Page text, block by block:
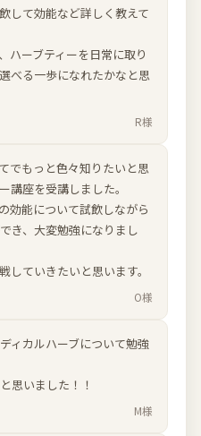
して効能など詳しく教えて
ハーブティーを日常に取り
べる一歩になれたかなと思
R様
でもっと色々知りたいと思
講座を受講しました。
効能について試飲しながら
き、大変勉強になりまし
していきたいと思います。
O様
ィカルハーブについて勉強
思いました！！
M様